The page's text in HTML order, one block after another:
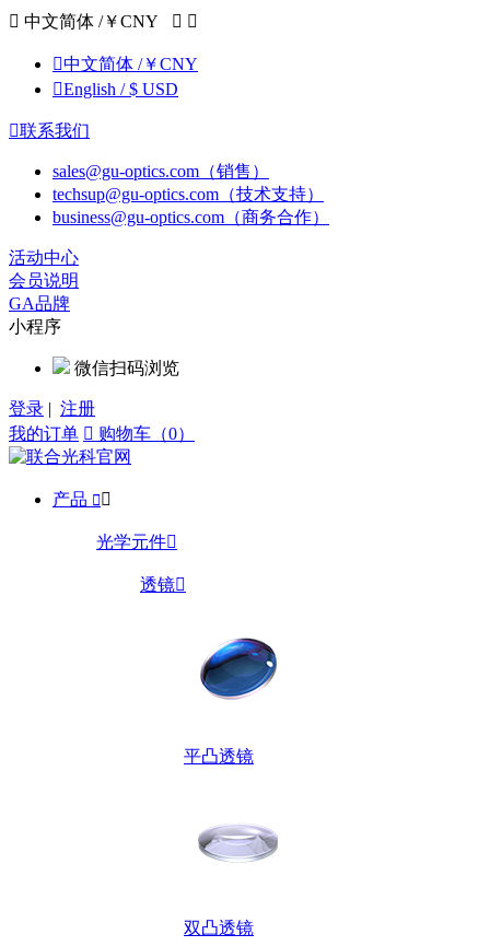
 中文简体 /￥CNY  
中文简体 /￥CNY
English / $ USD
联系我们
sales@gu-optics.com（销售）
techsup@gu-optics.com（技术支持）
business@gu-optics.com（商务合作）
活动中心
会员说明
GA品牌
小程序
微信扫码浏览
登录 | 注册
我的订单  购物车（0）
产品  
光学元件
透镜
平凸透镜
双凸透镜